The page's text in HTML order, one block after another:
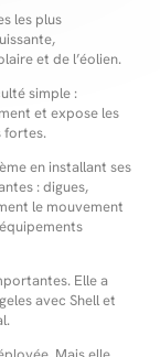
les plus
et de l’éolien.
simple :
et expose les
fortes.
en installant ses
: digues,
le mouvement
Elle a
avec Shell et